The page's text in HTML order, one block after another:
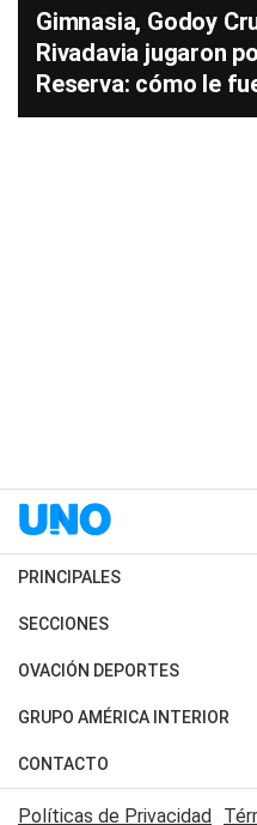
Gimnasia, Godoy
Rivadavia jugaron
Reserva: cómo le
PRINCIPALES
Últimas Noticias
Política
Judiciales
Economia
SECCIONES
Horóscopo
Motores
Trucos caseros
OVACIÓN DEPORTES
Fútbol
Mundial
Automovilismo
GRUPO AMÉRICA INTERIOR
Canal 7 en Vivo
CONTACTO
Acerca de Nosotros
Políticas de Privacidad